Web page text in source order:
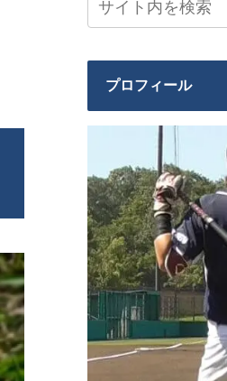
プロフィール